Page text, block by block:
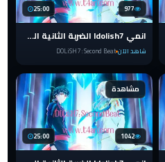
25:00 977
انمي Idolish7 الضربة الثانية الحلقة 10 مترجمة
شاهد الآنDOLiSH7 : Second Beat
مشاهدة
25:00 1042